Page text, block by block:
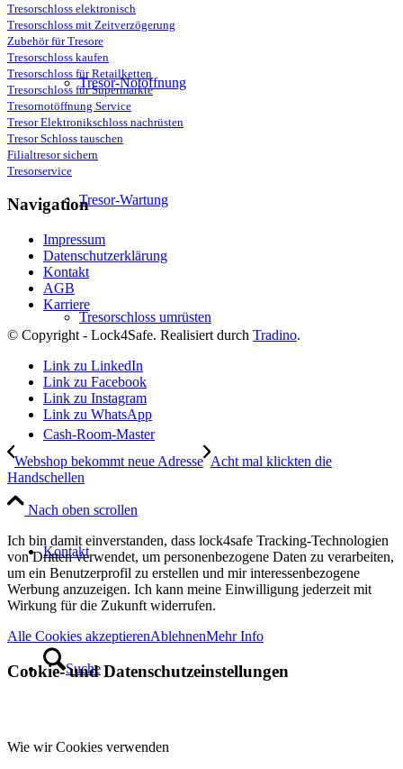
Tresor-Notöffnung
Tresor-Wartung
Tresorschloss umrüsten
Cash-Room-Master
Kontakt
Suche
Tresorschloss elektronisch
Tresorschloss mit Zeitverzögerung
Zubehör für Tresore
Tresorschloss kaufen
Tresorschloss für Retailketten
Tresorschloss für Supermärkte
Tresornotöffnung Service
Tresor Elektronikschloss nachrüsten
Tresor Schloss tauschen
Filialtresor sichern
Tresorservice
Navigation
Impressum
Datenschutzerklärung
Kontakt
AGB
Karriere
© Copyright - Lock4Safe. Realisiert durch Tradino.
Link zu LinkedIn
Link zu Facebook
Link zu Instagram
Link zu WhatsApp
Webshop bekommt neue Adresse Acht mal klickten die
Handschellen
Nach oben scrollen
Ich bin damit einverstanden, dass lock4safe Tracking-Technologien
von Dritten verwendet, um personenbezogene Daten zu verarbeiten,
um ein Benutzerprofil zu erstellen und mir interessenbezogene
Werbung anzuzeigen. Ich kann meine Einwilligung jederzeit mit
Wirkung für die Zukunft widerrufen.
Alle Cookies akzeptierenAblehnenMehr Info
Cookie- und Datenschutzeinstellungen
Wie wir Cookies verwenden